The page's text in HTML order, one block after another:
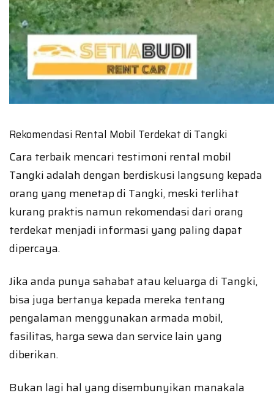
Rekomendasi Rental Mobil Terdekat di Tangki
Cara terbaik mencari testimoni rental mobil
Tangki adalah dengan berdiskusi langsung kepada
orang yang menetap di Tangki, meski terlihat
kurang praktis namun rekomendasi dari orang
terdekat menjadi informasi yang paling dapat
dipercaya.
Jika anda punya sahabat atau keluarga di Tangki,
bisa juga bertanya kepada mereka tentang
pengalaman menggunakan armada mobil,
fasilitas, harga sewa dan service lain yang
diberikan.
Bukan lagi hal yang disembunyikan manakala